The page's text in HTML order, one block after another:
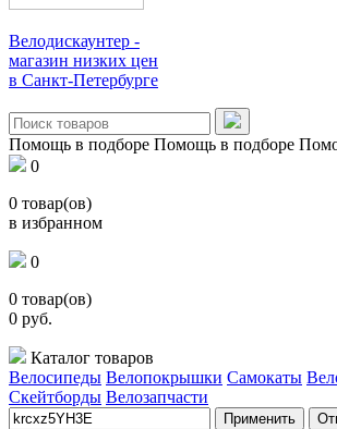
Велодискаунтер -
магазин низких цен
в Санкт-Петербурге
Помощь в подборе Помощь в подборе
0
0 товар(ов)
в избранном
0
0 товар(ов)
0 руб.
Каталог товаров
Велосипеды Велопокрышки Самокаты
Скейтборды Велозапчасти
Применить